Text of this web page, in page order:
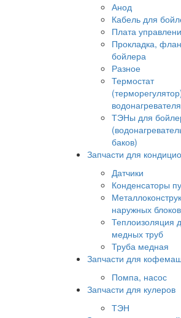
Анод
Кабель для
Плата
Прокладка,
бойлера
Разное
Термостат
водонагревателя
ТЭНы для
баков)
Запчасти для
Датчики
Конденсаторы
наружных блоков
Теплоизоляция
медных труб
Труба медная
Запчасти для
Помпа, насос
Запчасти для кулеров
ТЭН